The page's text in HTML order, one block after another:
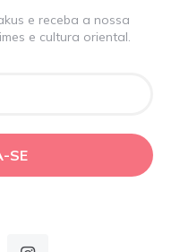
e receba a nossa
e cultura oriental.